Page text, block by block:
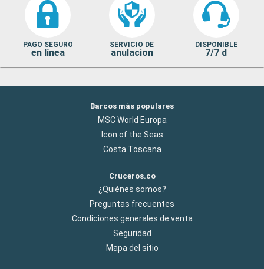
PAGO SEGURO
en línea
SERVICIO DE
anulacion
DISPONIBLE
7/7 d
Barcos más populares
MSC World Europa
Icon of the Seas
Costa Toscana
Cruceros.co
¿Quiénes somos?
Preguntas frecuentes
Condiciones generales de venta
Seguridad
Mapa del sitio